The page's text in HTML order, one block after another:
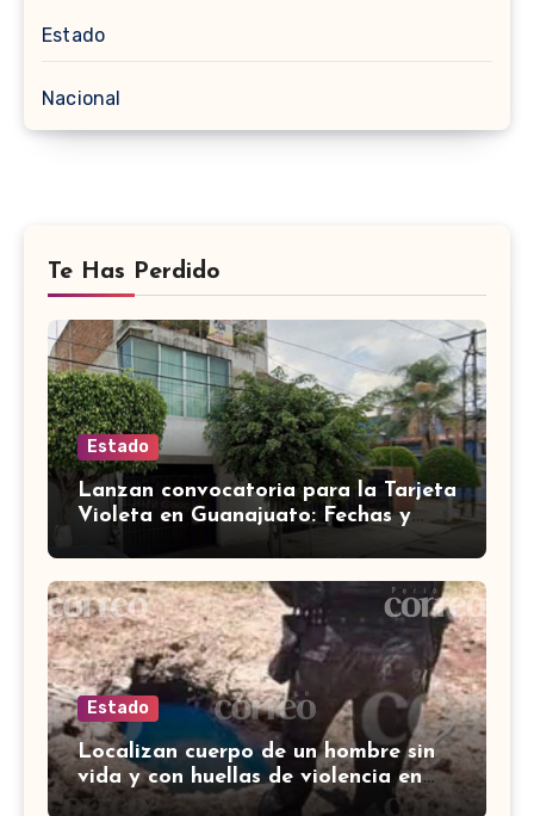
Estado
Nacional
Te Has Perdido
Estado
Lanzan convocatoria para la Tarjeta
Violeta en Guanajuato: Fechas y
requisitos y etapas de registro
Estado
Localizan cuerpo de un hombre sin
vida y con huellas de violencia en
Tenería del Santuario, Celaya